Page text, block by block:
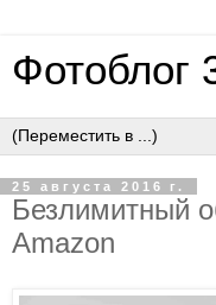
Фотоблог
25 августа 2016 г.
Безлимитный
Amazon